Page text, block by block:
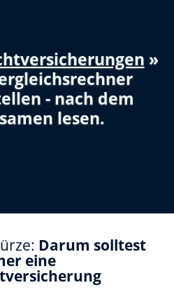
»
- nach dem
lesen.
Darum solltest
eine